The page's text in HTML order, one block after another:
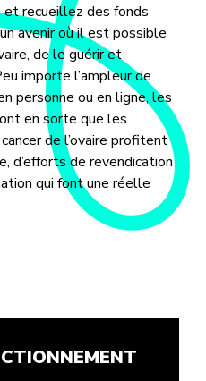
recueillez des fonds
avenir où il est possible
de le guérir et
importe l’ampleur de
personne ou en ligne, les
en sorte que les
de l’ovaire profitent
d’efforts de revendication
qui font une réelle